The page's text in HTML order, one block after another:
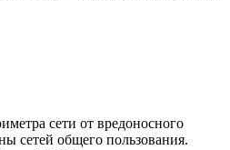
сети от вредоносного
сетей общего пользования.